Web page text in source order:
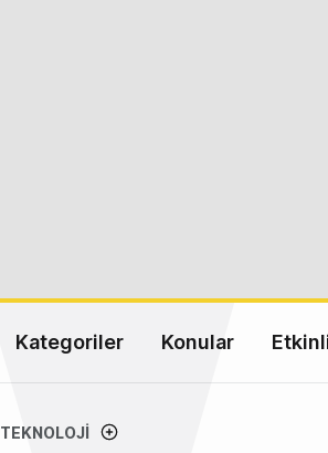
Kategoriler Konular
TEKNOLOJI